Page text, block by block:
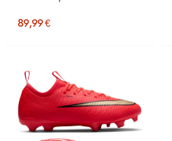
Chaussures de Foot (MG)
89,99 €